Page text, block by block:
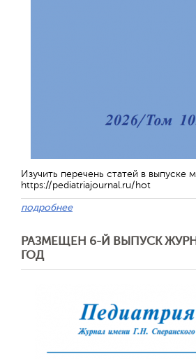
Изучить перечень статей в выпуске
https://pediatriajournal.ru/hot
подробнее
РАЗМЕЩЕН 6-Й ВЫПУСК
ГОД